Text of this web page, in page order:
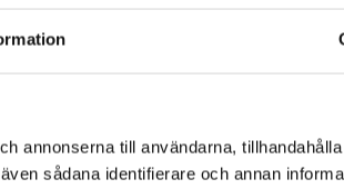
annonserna till användarna,
sådana identifierare och annan
Preliminärt åter i lager: